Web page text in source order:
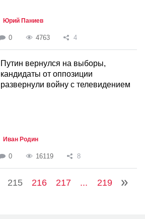
Юрий Паниев
0 4763 4
Путин вернулся на выборы,
кандидаты от оппозиции
развернули войну с телевидением
Иван Родин
0 16119 8
215 216 217 ... 219